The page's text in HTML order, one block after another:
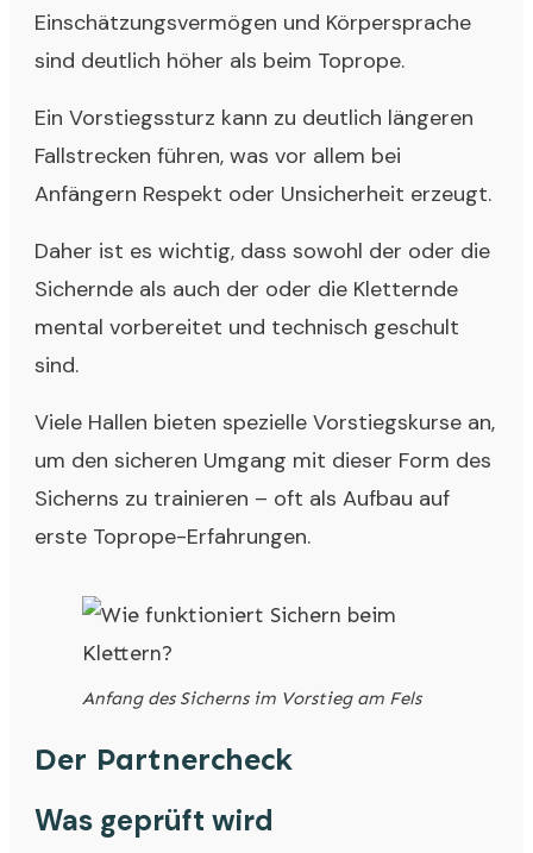
Einschätzungsvermögen und Körpersprache
sind deutlich höher als beim Toprope.
Ein Vorstiegssturz kann zu deutlich längeren
Fallstrecken führen, was vor allem bei
Anfängern Respekt oder Unsicherheit erzeugt.
Daher ist es wichtig, dass sowohl der oder die
Sichernde als auch der oder die Kletternde
mental vorbereitet und technisch geschult
sind.
Viele Hallen bieten spezielle Vorstiegskurse an,
um den sicheren Umgang mit dieser Form des
Sicherns zu trainieren – oft als Aufbau auf
erste Toprope-Erfahrungen.
Anfang des Sicherns im Vorstieg am Fels
Der Partnercheck
Was geprüft wird